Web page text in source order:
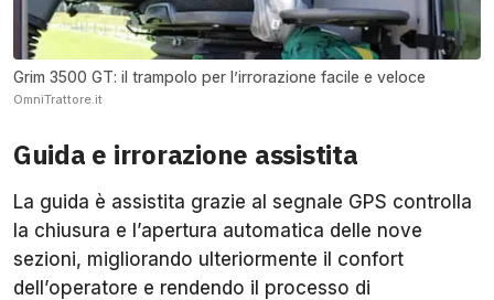
Grim 3500 GT: il trampolo per l’irrorazione facile e veloce
OmniTrattore.it
Guida e irrorazione assistita
La guida è assistita grazie al segnale GPS controlla
la chiusura e l’apertura automatica delle nove
sezioni, migliorando ulteriormente il confort
dell’operatore e rendendo il processo di